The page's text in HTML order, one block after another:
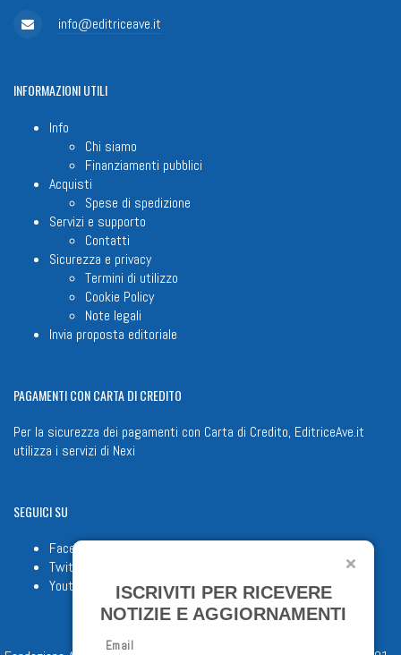
info@editriceave.it
INFORMAZIONIUTILI
Info
Chi siamo
Finanziamenti pubblici
Acquisti
Spese di spedizione
Servizi e supporto
Contatti
Sicurezza e privacy
Termini di utilizzo
Cookie Policy
Note legali
Invia proposta editoriale
PAGAMENTICON CARTA DI CREDITO
Per la sicurezza dei pagamenti con Carta di Credito, EditriceAve.it
utilizza i servizi di Nexi
SEGUICISU
Facebook
Twitter
Youtube
ISCRIVITI PER RICEVERE
NOTIZIE E AGGIORNAMENTI
Email